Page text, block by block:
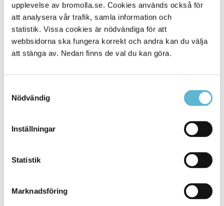
upplevelse av bromolla.se. Cookies används också för
att analysera vår trafik, samla information och
statistik. Vissa cookies är nödvändiga för att
webbsidorna ska fungera korrekt och andra kan du välja
att stänga av. Nedan finns de val du kan göra.
Nödvändig
Inställningar
Statistik
Marknadsföring
114
Alla platser
KONTAKT
Besöksadress
Box 18, 295 21 Bromölla